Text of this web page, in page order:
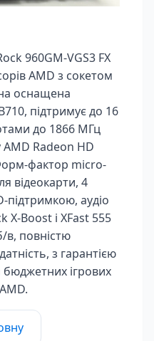
960GM-VGS3 FX
AMD з сокетом
оснащена
підтримує до 16
до 1866 МГц
AMD Radeon HD
фактор micro-
відеокарти, 4
підтримкою, аудіо
X-Boost і XFast 555
в, повністю
з гарантією
бюджетних ігрових